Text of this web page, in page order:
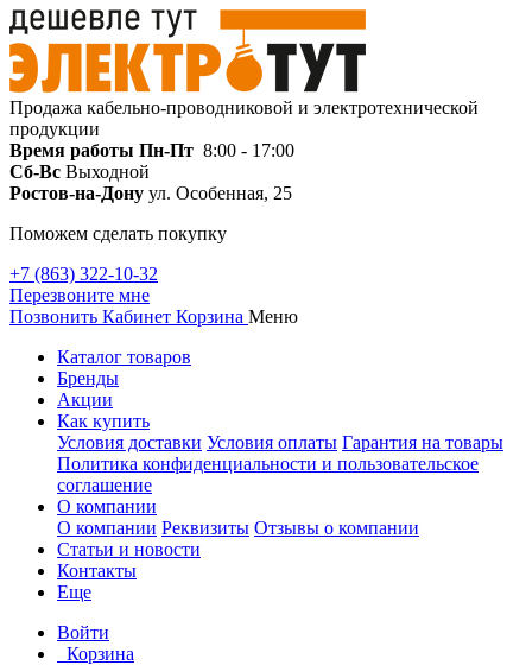
Продажа кабельно-проводниковой и электротехнической
продукции
Время работы Пн-Пт 8:00 - 17:00
Сб-Вс Выходной
Ростов-на-Дону ул. Особенная, 25
Поможем сделать покупку
+7 (863) 322-10-32
Перезвоните мне
Позвонить Кабинет Корзина Меню
Каталог товаров
Бренды
Акции
Как купить
Условия доставки Условия оплаты Гарантия на товары
Политика конфиденциальности и пользовательское
соглашение
О компании
О компании Реквизиты Отзывы о компании
Статьи и новости
Контакты
Еще
Войти
Корзина